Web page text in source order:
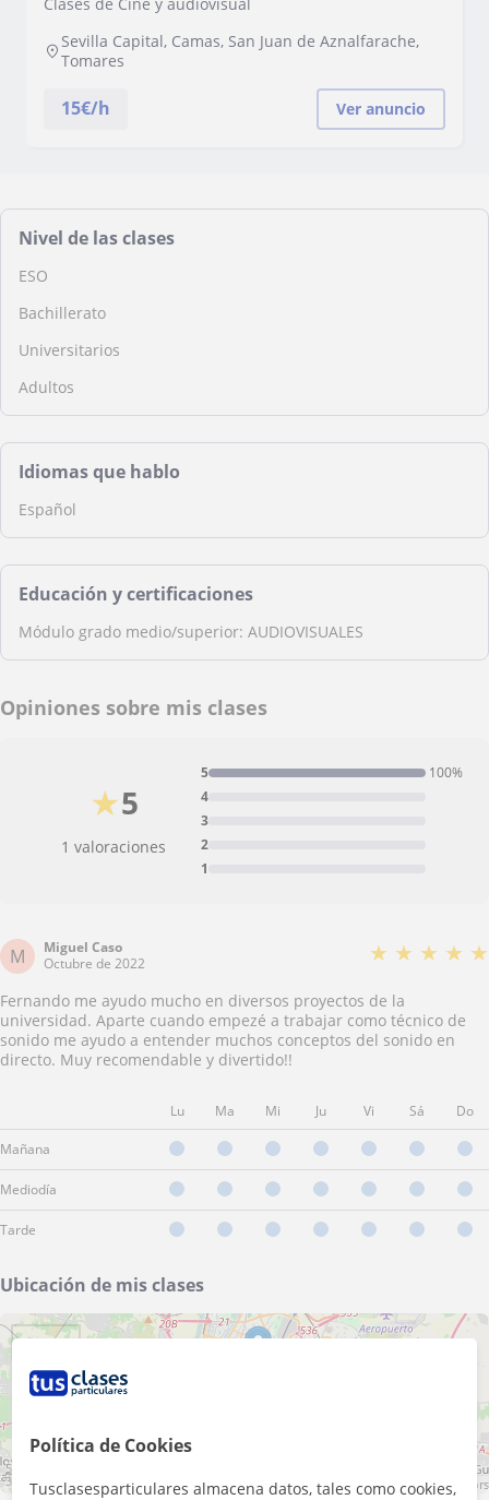
Sevilla Capital, Camas, San Juan de Aznalfarache,
Tomares
15€/h Ver anuncio
Nivel de las clases
ESO
Bachillerato
Universitarios
Adultos
Idiomas que hablo
Español
Educación y certificaciones
Módulo grado medio/superior: AUDIOVISUALES
Opiniones sobre mis clases
5
★
1 valoraciones
1
2
3
4
5 100%
M
Miguel Caso
Octubre de 2022
★ ★ ★ ★ ★
Fernando me ayudo mucho en diversos proyectos de la
universidad. Aparte cuando empezé a trabajar como técnico de
sonido me ayudo a entender muchos conceptos del sonido en
directo. Muy recomendable y divertido!!
Lu Ma Mi Ju Vi Sá Do
Mañana
Mediodía
Tarde
Ubicación de mis clases
+ −
5 km
3 mi
Leaflet| ©OpenStreetMapcontributors
Política de Cookies
Tusclasesparticulares almacena datos, tales como cookies,